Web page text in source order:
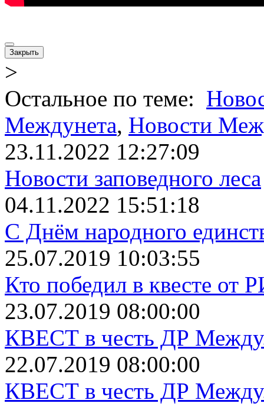
Закрыть
>
Остальное по теме:
Междунета, Новости
23.11.2022 12:27:09
Новости заповедного леса
04.11.2022 15:51:18
С Днём народного
25.07.2019 10:03:55
Кто победил в квесте от
23.07.2019 08:00:00
КВЕСТ в честь ДР
22.07.2019 08:00:00
КВЕСТ в честь ДР